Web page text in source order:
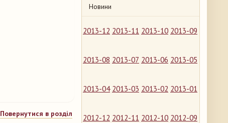
Новини
2013-12 2013-11 2013-10 2013-09
2013-08 2013-07 2013-06 2013-05
2013-04 2013-03 2013-02 2013-01
2012-12 2012-11 2012-10 2012-09
Повернутися в розділ